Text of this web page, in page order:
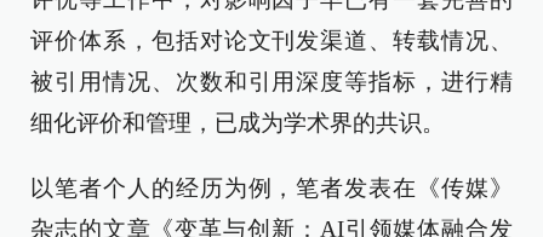
评价体系，包括对论文刊发渠道、转载情况、
被引用情况、次数和引用深度等指标，进行精
细化评价和管理，已成为学术界的共识。
以笔者个人的经历为例，笔者发表在《传媒》
杂志的文章《变革与创新：AI引领媒体融合发